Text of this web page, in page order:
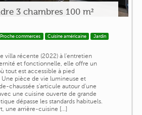
3 chambres 100 m²
Proche commerces Cuisine américaine
Jardin
villa récente (2022) à l'entretien
et fonctionnelle, elle offre un
tout est accessible à pied
Une pièce de vie lumineuse et
chaussée s'articule autour d'une
une cuisine ouverte de grande
dépasse les standards habituels.
une arrière-cuisine [...]